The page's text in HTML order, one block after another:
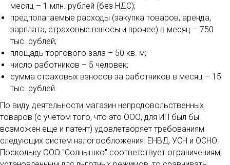
месяц – 1 млн. рублей (без НДС);
предполагаемые расходы (закупка товаров, аренда,
зарплата, страховые взносы и прочее) в месяц – 750
тыс. рублей;
площадь торгового зала – 50 кв. м;
число работников – 5 человек;
сумма страховых взносов за работников в месяц – 15
тыс. рублей.
По виду деятельности магазин непродовольственных
товаров (с учетом того, что это ООО, для ИП был бы
возможен еще и патент) удовлетворяет требованиям
следующих систем налогообложения: ЕНВД, УСН и ОСНО.
Поскольку ООО "Солнышко" соответствует ограничениям,